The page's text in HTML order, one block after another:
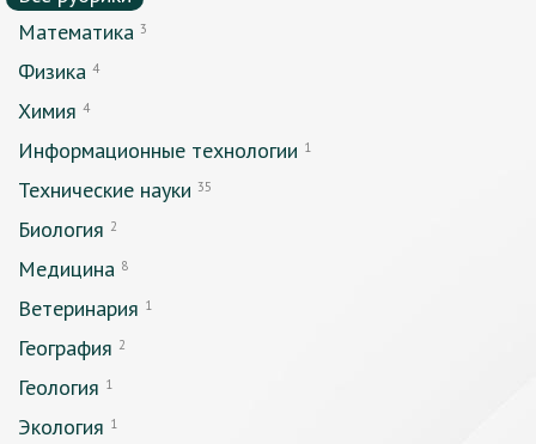
Математика 3
Физика 4
Химия 4
Информационные технологии 1
Технические науки 35
Биология 2
Медицина 8
Ветеринария 1
География 2
Геология 1
Экология 1